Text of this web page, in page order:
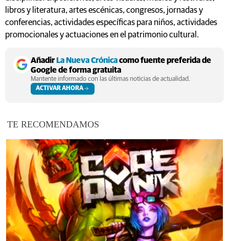
libros y literatura, artes escénicas, congresos, jornadas y
conferencias, actividades específicas para niños, actividades
promocionales y actuaciones en el patrimonio cultural.
AñadirLa Nueva Crónicacomo fuente preferida de
Google de forma gratuita
Mantente informado con las últimas noticias de actualidad.
ACTIVAR AHORA
TE RECOMENDAMOS